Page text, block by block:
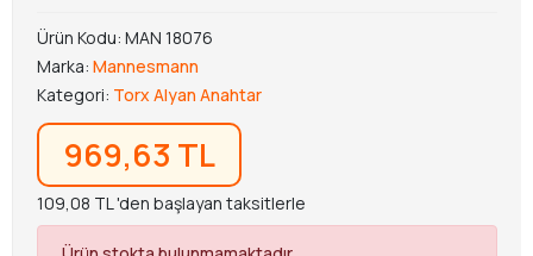
Ürün Kodu: MAN 18076
Marka: Mannesmann
Kategori: Torx Alyan Anahtar
969,63 TL
109,08 TL 'den başlayan taksitlerle